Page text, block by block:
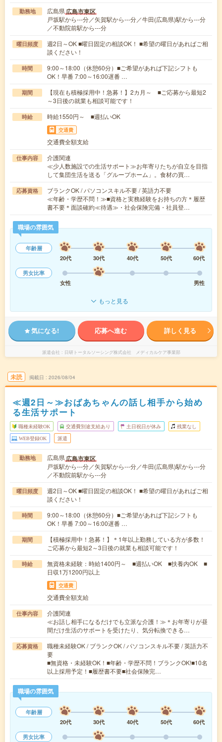
勤務地 広島県広島市東区
戸坂駅から---分／矢賀駅から---分／牛田(広島県)駅から---分
／不動院前駅から---分
曜日頻度
週2日～OK ■曜日固定の相談OK！ ■希望の曜日があればご相
談ください！
時間
9:00～18:00（休憩60分）■ご希望があれば下記シフトも
OK！早番 7:00～16:00遅番 …
期間
【現在も積極採用中！急募！】2カ月～ ■ご応募から最短2
～3日後の就業も相談可能です！
時給 時給1550円～ ■週払いOK
交通費
交通費全額支給
仕事内容
介護関連
≪少人数施設での生活サポート≫お年寄りたちが自立を目指
して集団生活を送る「グループホーム」。食材の買…
応募資格
ブランクOK / パソコンスキル不要 / 英語力不要
≪年齢・学歴不問！≫■資格と実務経験をお持ちの方＊履歴
書不要＊面談確約≪待遇≫・社会保険完備・社員登…
職場の雰囲気
年齢層
20代
30代 40代 50代
60代
男女比率
女性
男性
もっと見る
気になる! 応募へ進む 詳しく見る
派遣会社 日研トータルソーシング株式会社 メディカルケア事業部
未読 掲載日 2026/08/04
≪週2日～≫おばあちゃんの話し相手から始め
る生活サポート
職種未経験OK 交通費別途支給あり 土日祝日が休み 残業なし
WEB登録OK 派遣
勤務地 広島県広島市東区
戸坂駅から---分／矢賀駅から---分／牛田(広島県)駅から---分
／不動院前駅から---分
曜日頻度
週2日～OK ■曜日固定の相談OK！ ■希望の曜日があればご相
談ください！
時間
9:00～18:00（休憩60分）■ご希望があれば下記シフトも
OK！早番 7:00～16:00遅番 …
期間
【積極採用中！急募！】＊1年以上勤務している方が多数！
ご応募から最短2～3日後の就業も相談可能です！
時給
無資格未経験：時給1400円～ ■週払いOK ■扶養内OK ■
日収1万1200円以上
交通費
交通費全額支給
仕事内容
介護関連
≪お話し相手になるだけでも立派な介護！≫＊お年寄りが昼
間だけ生活のサポートを受けたり、気分転換できる…
応募資格
職種未経験OK / ブランクOK / パソコンスキル不要 / 英語力不
要
■無資格・未経験OK！■年齢・学歴不問！ブランクOK!■10名
以上採用予定！■履歴書不要■社会保険完…
職場の雰囲気
年齢層
20代
30代 40代 50代
60代
男女比率